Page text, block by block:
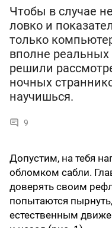
Чтобы в случае
ловко и
только
вполне
решили
ночных
научишься.
9
Допустим, на тебя
обломком сабли.
доверять своим
попытаются
естественным